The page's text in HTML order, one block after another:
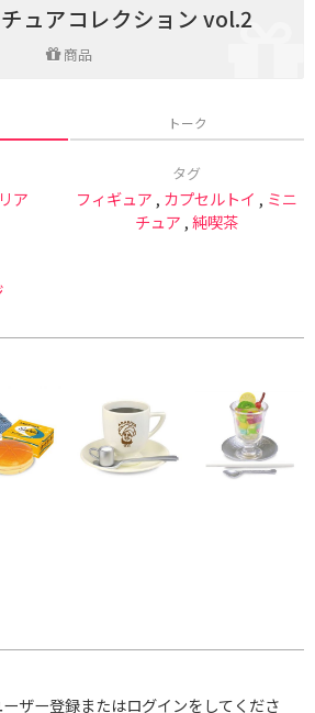
ュアコレクション vol.2
商品
トーク
ア
タグ
フィギュア , カプセルトイ , ミニ
チュア ,純喫茶
ザー登録またはログインをしてくださ